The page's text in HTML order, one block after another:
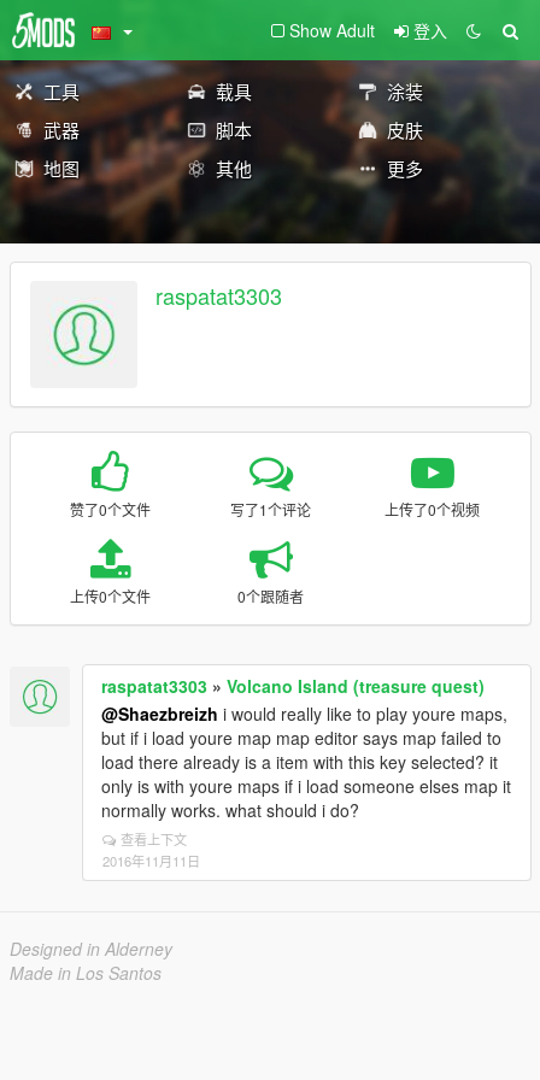
Show Adult 登入
工具 载具
涂装
武器
脚本
皮肤
地图
其他 更多
raspatat3303
赞了0个文件 写了1个评论 上传了0个视频
上传0个文件 0个跟随者
raspatat3303 » Volcano Island (treasure quest)
@Shaezbreizh i would really like to play youre maps,
but if i load youre map map editor says map failed to
load there already is a item with this key selected? it
only is with youre maps if i load someone elses map it
normally works. what should i do?
查看上下文
2016年11月11日
Designed in Alderney
Made in Los Santos